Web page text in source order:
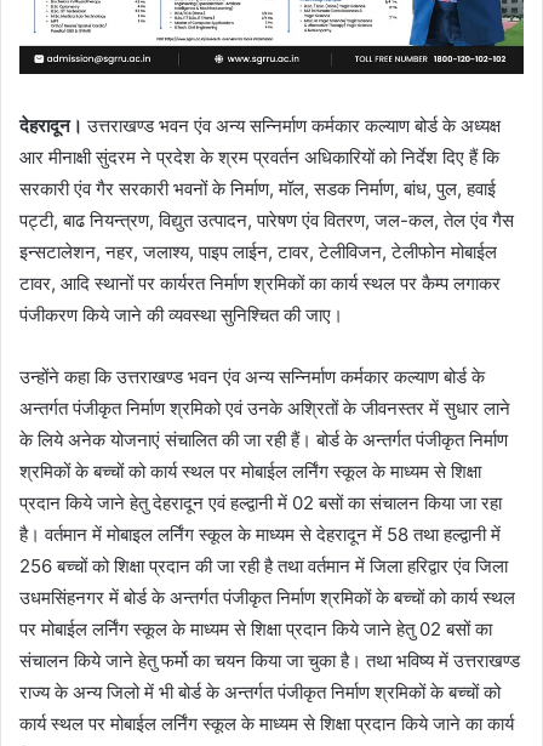
देहरादून। उत्तराखण्ड भवन एंव अन्य सन्निर्माण कर्मकार कल्याण बोर्ड के अध्यक्ष
आर मीनाक्षी सुंदरम ने प्रदेश के श्रम प्रवर्तन अधिकारियों को निर्देश दिए हैं कि
सरकारी एंव गैर सरकारी भवनों के निर्माण, मॉल, सडक निर्माण, बांध, पुल, हवाई
पट्टी, बाढ नियन्त्रण, विद्युत उत्पादन, पारेषण एंव वितरण, जल-कल, तेल एंव गैस
इन्सटालेशन, नहर, जलाश्य, पाइप लाईन, टावर, टेलीविजन, टेलीफोन मोबाईल
टावर, आदि स्थानों पर कार्यरत निर्माण श्रमिकों का कार्य स्थल पर कैम्प लगाकर
पंजीकरण किये जाने की व्यवस्था सुनिश्चित की जाए।
उन्होंने कहा कि उत्तराखण्ड भवन एंव अन्य सन्निर्माण कर्मकार कल्याण बोर्ड के
अन्तर्गत पंजीकृत निर्माण श्रमिको एवं उनके अश्रितों के जीवनस्तर में सुधार लाने
के लिये अनेक योजनाएं संचालित की जा रही हैं। बोर्ड के अन्तर्गत पंजीकृत निर्माण
श्रमिकों के बच्चों को कार्य स्थल पर मोबाईल लर्निंग स्कूल के माध्यम से शिक्षा
प्रदान किये जाने हेतु देहरादून एवं हल्द्वानी में 02 बसों का संचालन किया जा रहा
है। वर्तमान में मोबाइल लर्निंग स्कूल के माध्यम से देहरादून में 58 तथा हल्द्वानी में
256 बच्चों को शिक्षा प्रदान की जा रही है तथा वर्तमान में जिला हरिद्वार एंव जिला
उधमसिंहनगर में बोर्ड के अन्तर्गत पंजीकृत निर्माण श्रमिकों के बच्चों को कार्य स्थल
पर मोबाईल लर्निंग स्कूल के माध्यम से शिक्षा प्रदान किये जाने हेतु 02 बसों का
संचालन किये जाने हेतु फर्मो का चयन किया जा चुका है। तथा भविष्य में उत्तराखण्ड
राज्य के अन्य जिलो में भी बोर्ड के अन्तर्गत पंजीकृत निर्माण श्रमिकों के बच्चों को
कार्य स्थल पर मोबाईल लर्निंग स्कूल के माध्यम से शिक्षा प्रदान किये जाने का कार्य